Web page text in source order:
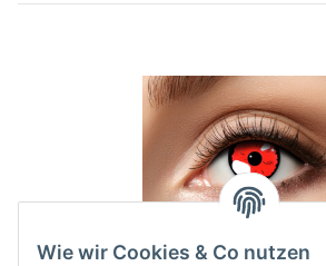
Wie wir Cookies & Co nutzen